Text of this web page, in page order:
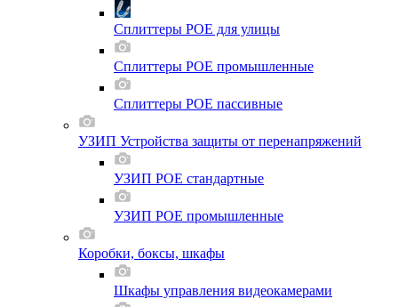
Сплиттеры POE для улицы
Сплиттеры POE промышленные
Сплиттеры POE пассивные
УЗИП Устройства защиты от перенапряжений
УЗИП POE стандартные
УЗИП POE промышленные
Коробки, боксы, шкафы
Шкафы управления видеокамерами